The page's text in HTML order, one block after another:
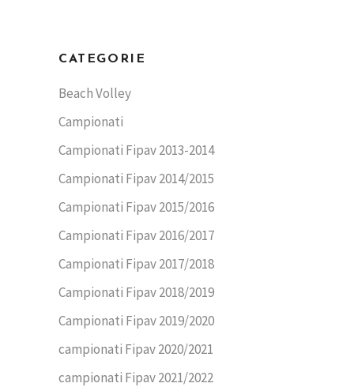
CATEGORIE
Beach Volley
Campionati
Campionati Fipav 2013-2014
Campionati Fipav 2014/2015
Campionati Fipav 2015/2016
Campionati Fipav 2016/2017
Campionati Fipav 2017/2018
Campionati Fipav 2018/2019
Campionati Fipav 2019/2020
campionati Fipav 2020/2021
campionati Fipav 2021/2022